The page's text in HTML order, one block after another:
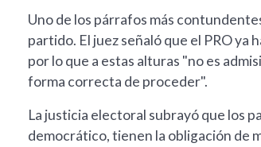
Uno de los párrafos más
partido. El juez señaló que el PRO
por lo que a estas alturas "no es
forma correcta de proceder".
La justicia electoral subrayó que los
democrático, tienen la obligación de